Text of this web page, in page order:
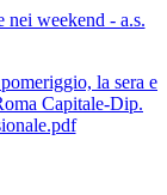
nei weekend - a.s.
la sera e
Capitale-Dip.